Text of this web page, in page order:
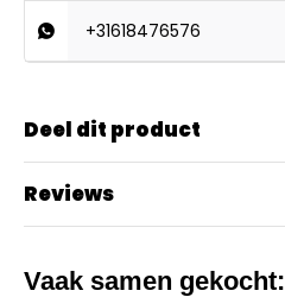
+31618476576
Deel dit product
Reviews
Vaak samen gekocht: